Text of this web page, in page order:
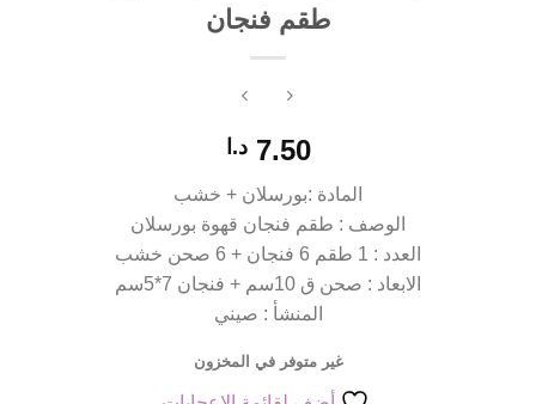
طقم فنجان
7.50 د.ا
المادة :بورسلان + خشب
الوصف : طقم فنجان قهوة بورسلان
العدد : 1 طقم 6 فنجان + 6 صحن خشب
الابعاد : صحن ق 10سم + فنجان 7*5سم
المنشأ : صيني
غير متوفر في المخزون